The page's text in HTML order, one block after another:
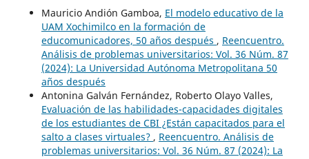
Mauricio Andión Gamboa, El modelo educativo de la
UAM Xochimilco en la formación de
educomunicadores, 50 años después , Reencuentro.
Análisis de problemas universitarios: Vol. 36 Núm. 87
(2024): La Universidad Autónoma Metropolitana 50
años después
Antonina Galván Fernández, Roberto Olayo Valles,
Evaluación de las habilidades-capacidades digitales
de los estudiantes de CBI ¿Están capacitados para el
salto a clases virtuales? , Reencuentro. Análisis de
problemas universitarios: Vol. 36 Núm. 87 (2024): La